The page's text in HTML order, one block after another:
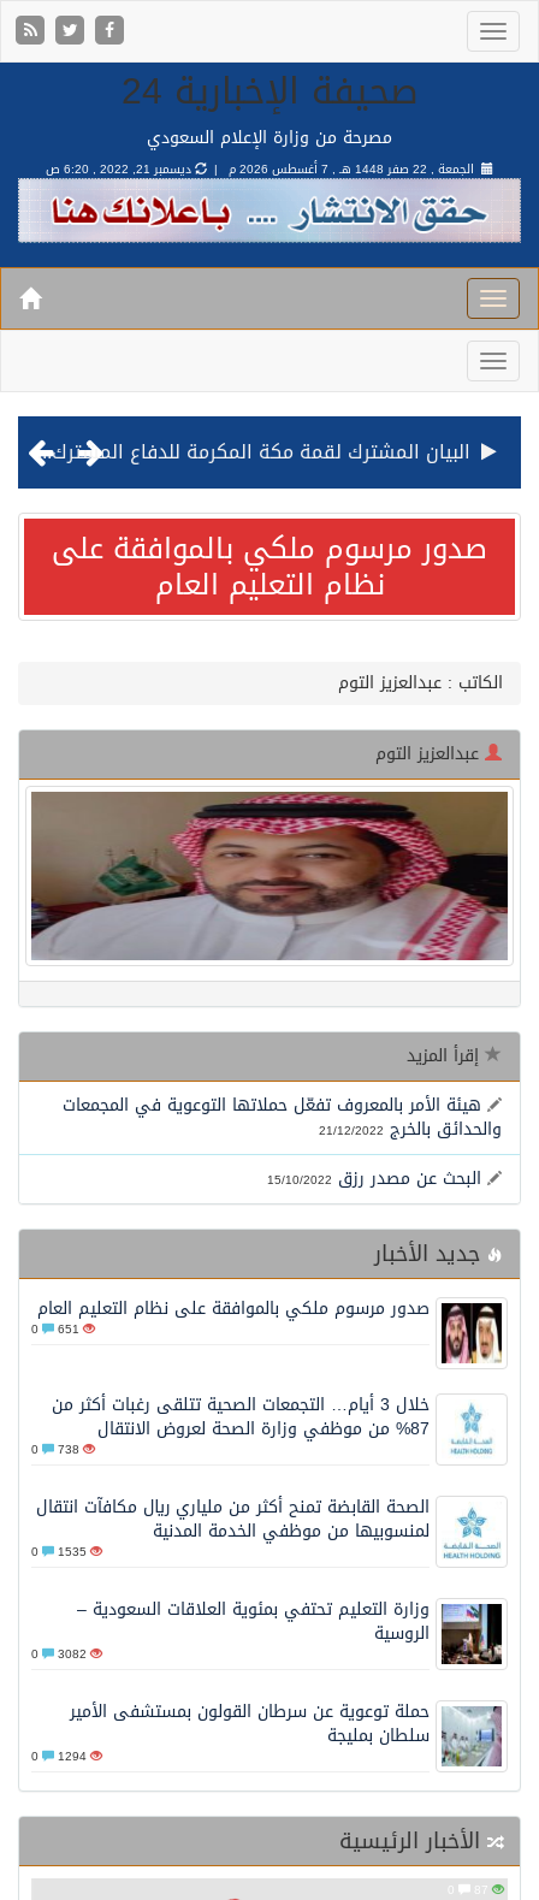
صحيفة الإخبارية 24
مصرحة من وزارة الإعلام السعودي
الجمعة , 22 صفر 1448 هـ , 7 أغسطس 2026 م | ديسمبر 21, 2022 , 6:20 ص
البيان المشترك لقمة مكة المكرمة للدفاع المشترك بين المملكة وتركيا وباكستان
قيادة القوات المشتركة للتحالف: نفذنا عملية رد عسكري متناسبة لأهداف عسكرية مشروعة تابعة للمليشيا الحوثية الإرهابية في محافظة الحديدة
مصدر مسؤول بالهيئة العامة للنقل: سلامة جميع أفراد طاقم سفينة (ENCELIA) وتم اتخاذ الإجراءات اللازمة لتأمينها
خلال 3 أيام… التجمعات الصحية تتلقى رغبات أكثر من 87% من موظفي وزارة الصحة لعروض الانتقال
سمو ولي العهد يتلقى اتصالًا هاتفيًا من رئيس الوزراء الباكستاني
الهيئة العامة للأمن الغذائي تكثف جهودها للحد من الفقد والهدر الغذائي خلال موسم حج 1447هـ
محافظ عفيف يؤدي صلاة عيد الأضحى
صدور مرسوم ملكي بالموافقة على
نظام التعليم العام
الكاتب : عبدالعزيز التوم
عبدالعزيز التوم
إقرأ المزيد
هيئة الأمر بالمعروف تفعّل حملاتها التوعوية في المجمعات
والحدائق بالخرج 21/12/2022
البحث عن مصدر رزق 15/10/2022
جديد الأخبار
صدور مرسوم ملكي بالموافقة على نظام التعليم العام
651
خلال 3 أيام… التجمعات الصحية تتلقى رغبات أكثر من
87% من موظفي وزارة الصحة لعروض الانتقال
738
الصحة القابضة تمنح أكثر من ملياري ريال مكافآت انتقال
لمنسوبيها من موظفي الخدمة المدنية
1535
وزارة التعليم تحتفي بمئوية العلاقات السعودية –
الروسية
3082
حملة توعوية عن سرطان القولون بمستشفى الأمير
سلطان بمليجة
1294
الأخبار الرئيسية